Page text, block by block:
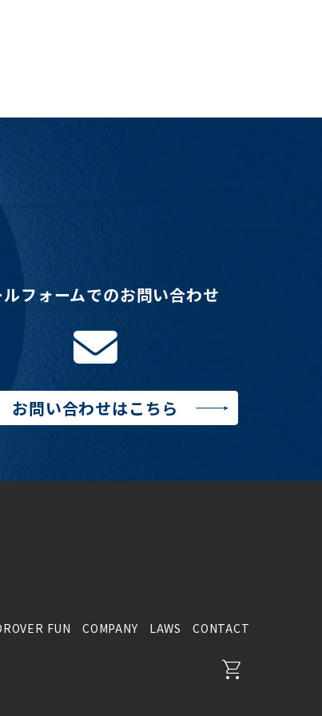
フォームでのお問い合わせ
お問い合わせはこちら
FUN COMPANY LAWS CONTACT